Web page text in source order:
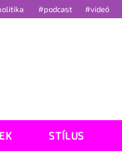
#podcast #videó
STÍLUS